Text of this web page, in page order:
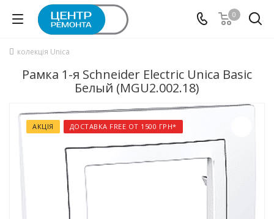
0
колекція Unica
Рамка 1-я Schneider Electric Unica Basic
Белый (MGU2.002.18)
АКЦІЯ ДОСТАВКА FREE ОТ 1500 ГРН*